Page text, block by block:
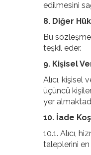
edilmesini
8. Diğer
Bu
teşkil eder.
9. Kişisel
Alıcı,
üçüncü
yer
10. İade
10.1. Alıcı,
taleplerini